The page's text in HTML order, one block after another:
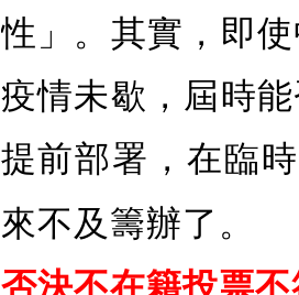
性」。其實，即
疫情未歇，屆時
提前部署，在臨
來不及籌辦了。
否決不在籍投票